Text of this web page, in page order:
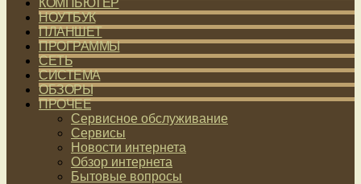
КОМПЬЮТЕР
НОУТБУК
ПЛАНШЕТ
ПРОГРАММЫ
СЕТЬ
СИСТЕМА
ОБЗОРЫ
ПРОЧЕЕ
Сервисное обслуживание
Сервисы
Новости интернета
Обзор интернета
Бытовые вопросы